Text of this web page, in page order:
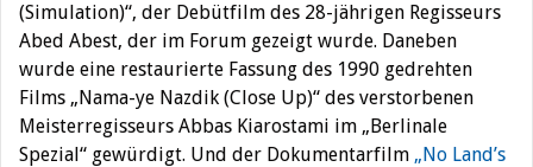
(Simulation)“, der Debütfilm des 28-jährigen Regisseurs
Abed Abest, der im Forum gezeigt wurde. Daneben
wurde eine restaurierte Fassung des 1990 gedrehten
Films „Nama-ye Nazdik (Close Up)“ des verstorbenen
Meisterregisseurs Abbas Kiarostami im „Berlinale
Spezial“ gewürdigt. Und der Dokumentarfilm „No Land’s